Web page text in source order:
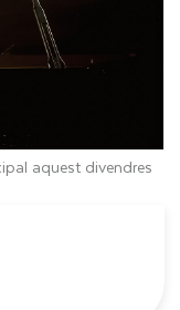
aquest divendres